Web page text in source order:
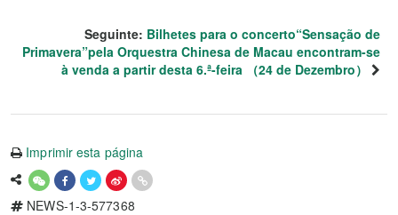
Seguinte: Bilhetes para o concerto“Sensação de
Primavera”pela Orquestra Chinesa de Macau encontram-se
à venda a partir desta 6.ª-feira （24 de Dezembro）
Imprimir esta página
NEWS-1-3-577368